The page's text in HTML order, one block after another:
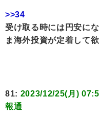
>>34
受け取る時には円安に
ま海外投資が定着して
81: 2023/12/25(月)
報通